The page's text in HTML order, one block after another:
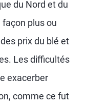
du Nord et du
plus ou
prix du blé et
Les difficultés
exacerber
comme ce fut